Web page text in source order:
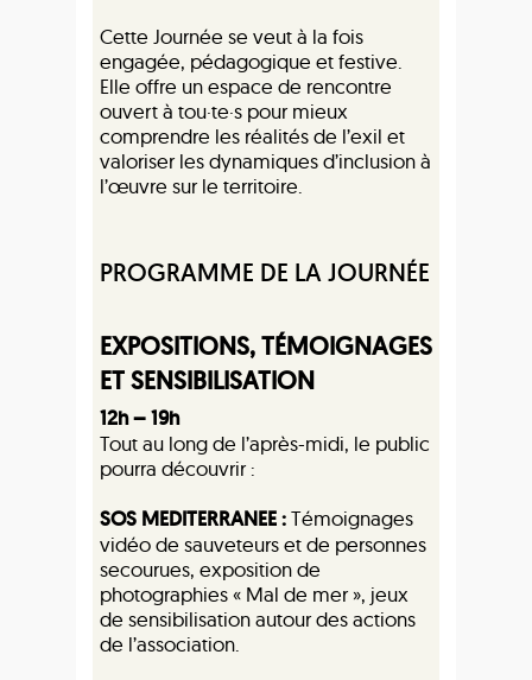
Cette Journée se veut à la fois
engagée, pédagogique et festive.
Elle offre un espace de rencontre
ouvert à tou·te·s pour mieux
comprendre les réalités de l’exil et
valoriser les dynamiques d’inclusion à
l’œuvre sur le territoire.
PROGRAMME DE LA JOURNÉE
EXPOSITIONS, TÉMOIGNAGES
ET SENSIBILISATION
12h – 19h
Tout au long de l’après-midi, le public
pourra découvrir :
SOS MEDITERRANEE :Témoignages
vidéo de sauveteurs et de personnes
secourues, exposition de
photographies « Mal de mer », jeux
de sensibilisation autour des actions
de l’association.